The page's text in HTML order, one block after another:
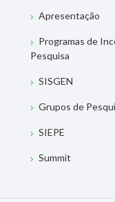
Apresentação
Programas de
Pesquisa
SISGEN
Grupos de
SIEPE
Summit